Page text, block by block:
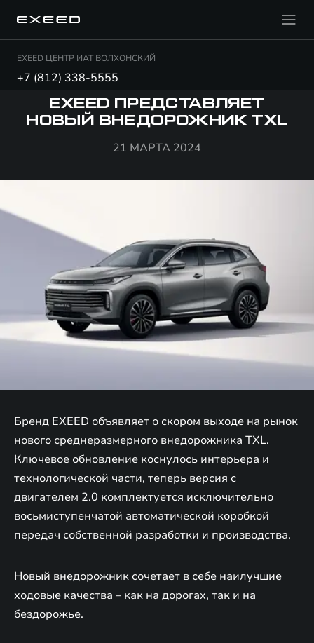
EXEED ЦЕНТР ИАТ ВОЛХОНСКИЙ
+7 (812) 338-5555
EXEED ПРЕДСТАВЛЯЕТ
НОВЫЙ ВНЕДОРОЖНИК TXL
21 МАРТА 2024
Бренд EXEED объявляет о скором выходе на рынок
нового среднеразмерного внедорожника TXL.
Ключевое обновление коснулось интерьера и
технологической части, теперь версия с
двигателем 2.0 комплектуется исключительно
восьмиступенчатой автоматической коробкой
передач собственной разработки и производства.
Новый внедорожник сочетает в себе наилучшие
ходовые качества – как на дорогах, так и на
бездорожье.